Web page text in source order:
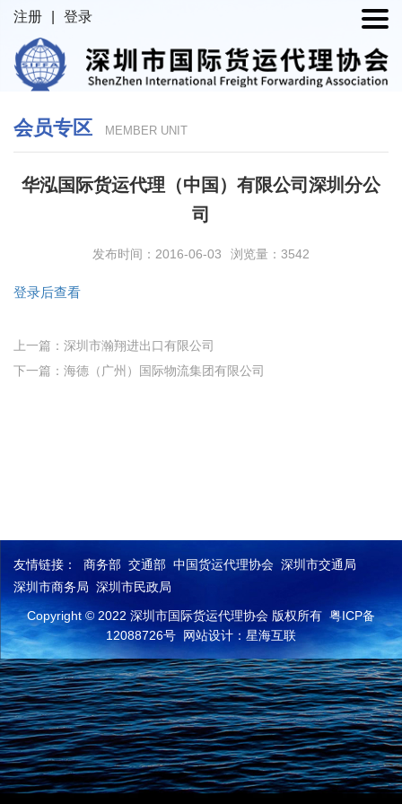
注册 登录
会员专区 MEMBER UNIT
华泓国际货运代理（中国）有限公司深圳分公
司
发布时间：2016-06-03 浏览量：3542
登录后查看
上一篇：深圳市瀚翔进出口有限公司
下一篇：海德（广州）国际物流集团有限公司
友情链接： 商务部 交通部 中国货运代理协会 深圳市交通局
深圳市商务局 深圳市民政局
Copyright © 2022 深圳市国际货运代理协会 版权所有 粤ICP备
12088726号 网站设计：星海互联